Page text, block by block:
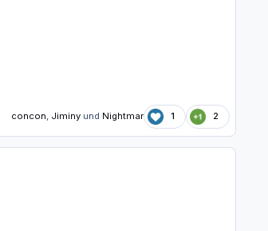
concon, Jiminyund Nightmar 1 2